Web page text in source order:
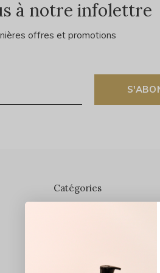
à notre infolettre
offres et promotions
Catégories